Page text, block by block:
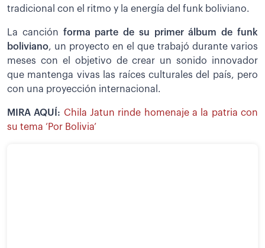
tradicional con el ritmo y la energía del funk boliviano.
La canción forma parte de su primer álbum de funk
boliviano, un proyecto en el que trabajó durante varios
meses con el objetivo de crear un sonido innovador
que mantenga vivas las raíces culturales del país, pero
con una proyección internacional.
MIRA AQUÍ: Chila Jatun rinde homenaje a la patria con
su tema ‘Por Bolivia’